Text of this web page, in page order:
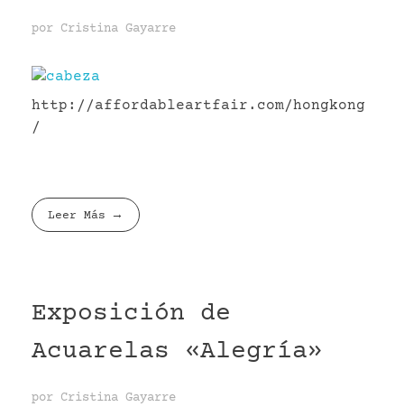
por Cristina Gayarre
http://affordableartfair.com/hongkong
/
Leer Más
Exposición de
Acuarelas «Alegría»
por Cristina Gayarre